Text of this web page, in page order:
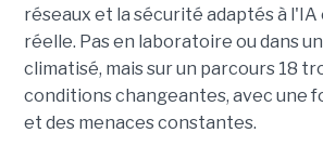
réseaux et la sécurité adaptés à
réelle. Pas en laboratoire ou dans
climatisé, mais sur un parcours 18
conditions changeantes, avec une
et des menaces constantes.